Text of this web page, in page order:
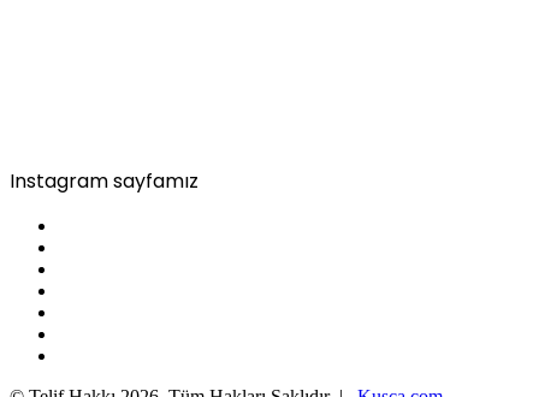
Instagram sayfamız